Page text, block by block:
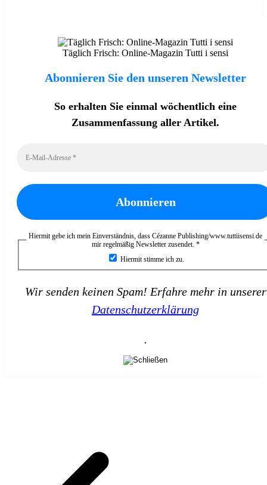
Täglich Frisch: Online-Magazin Tutti i sensi
Abonnieren Sie den unseren Newsletter
So erhalten Sie einmal wöchentlich eine
Zusammenfassung aller Artikel.
Hiermit gebe ich mein Einverständnis, dass Cézanne Publishing/www.tuttiisensi.de
mir regelmäßig Newsletter zusendet. *
Hiermit stimme ich zu.
Wir senden keinen Spam! Erfahre mehr in unserer
Datenschutzerklärung
.